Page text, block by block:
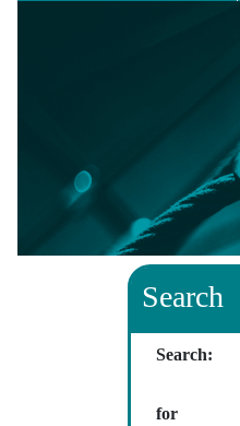
Search
Search:
for